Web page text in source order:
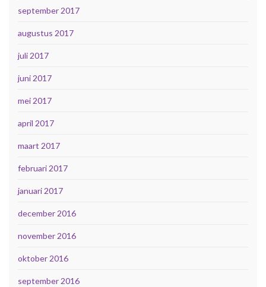
september 2017
augustus 2017
juli 2017
juni 2017
mei 2017
april 2017
maart 2017
februari 2017
januari 2017
december 2016
november 2016
oktober 2016
september 2016